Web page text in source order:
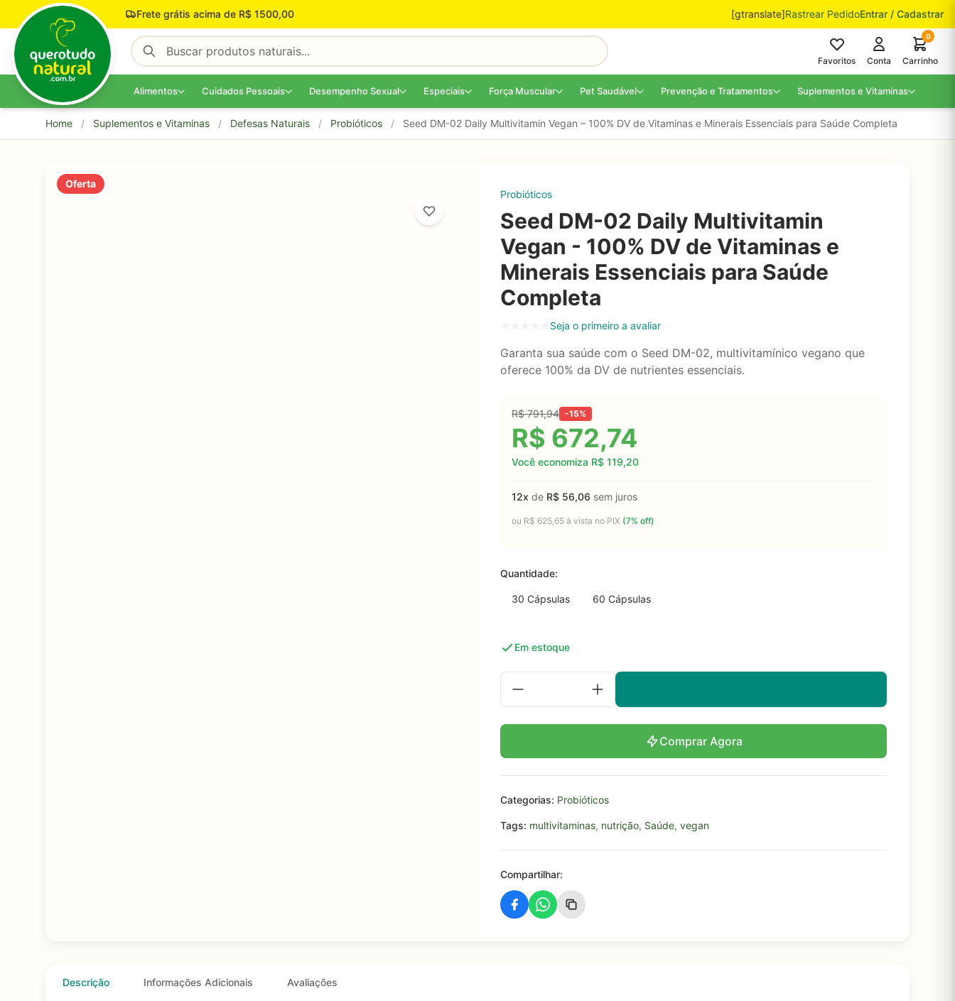
Pular para o conteúdo Frete grátis acima de R$ 1500,00 [gtranslate]Rastrear PedidoEntrar / Cadastrar
Favoritos Conta
0
Carrinho
Alimentos Cuidados Pessoais Desempenho Sexual Especiais Força Muscular Pet Saudável Prevenção e Tratamentos Suplementos e Vitaminas
Home / Suplementos e Vitaminas / Defesas Naturais / Probióticos / Seed DM-02 Daily Multivitamin Vegan – 100% DV de Vitaminas e Minerais Essenciais para Saúde Completa
Oferta
Probióticos
Seed DM-02 Daily Multivitamin
Vegan - 100% DV de Vitaminas e
Minerais Essenciais para Saúde
Completa
Seja o primeiro a avaliar
Garanta sua saúde com o Seed DM-02, multivitamínico vegano que
oferece 100% da DV de nutrientes essenciais.
R$791,94 -15%
R$ 672,74
Você economiza R$ 119,20
12x de R$ 56,06 sem juros
ou R$ 625,65 à vista no PIX (7% off)
Quantidade:
30 Cápsulas 60 Cápsulas
Em estoque
Comprar Agora
Categorias: Probióticos
Tags: multivitaminas, nutrição, Saúde, vegan
Compartilhar:
Descrição Informações Adicionais Avaliações